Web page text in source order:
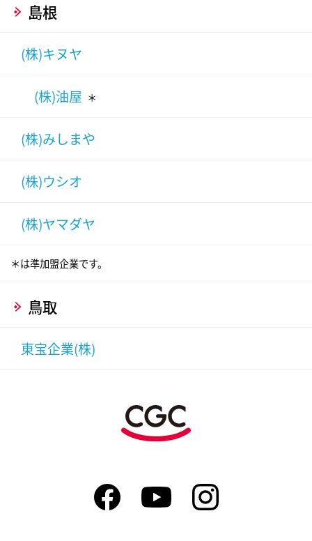
島根
(株)キヌヤ
(株)油屋 ＊
(株)みしまや
(株)ウシオ
(株)ヤマダヤ
＊は準加盟企業です。
鳥取
東宝企業(株)